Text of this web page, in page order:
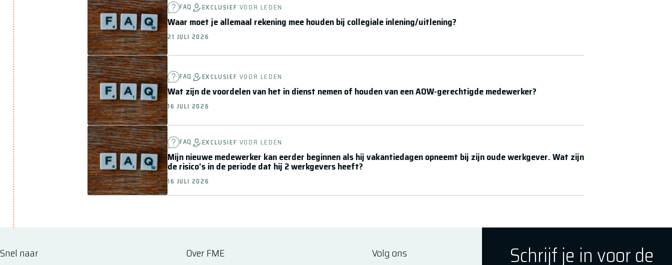
FAQ EXCLUSIEF VOOR LEDEN
Waar moet je allemaal rekening mee houden bij collegiale inlening/uitlening?
21 JULI 2026
FAQ EXCLUSIEF VOOR LEDEN
Wat zijn de voordelen van het in dienst nemen of houden van een AOW-gerechtigde medewerker?
16 JULI 2026
FAQ EXCLUSIEF VOOR LEDEN
Mijn nieuwe medewerker kan eerder beginnen als hij vakantiedagen opneemt bij zijn oude werkgever. Wat zijn
de risico’s in de periode dat hij 2 werkgevers heeft?
16 JULI 2026
Snel naar Over FME Volg ons Schrijf je in voor de